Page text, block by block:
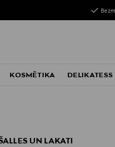
KOSMĒTIKA DELIKATESS
UN LAKATI